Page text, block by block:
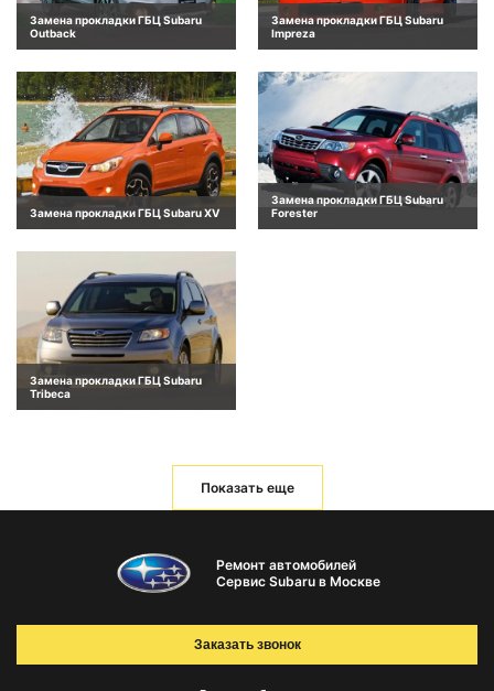
Замена прокладки ГБЦ Subaru
Outback
Замена прокладки ГБЦ Subaru
Impreza
Замена прокладки ГБЦ Subaru XV
Замена прокладки ГБЦ Subaru
Forester
Замена прокладки ГБЦ Subaru
Tribeca
Показать еще
Ремонт автомобилей
Сервис Subaru в Москве
Заказать звонок